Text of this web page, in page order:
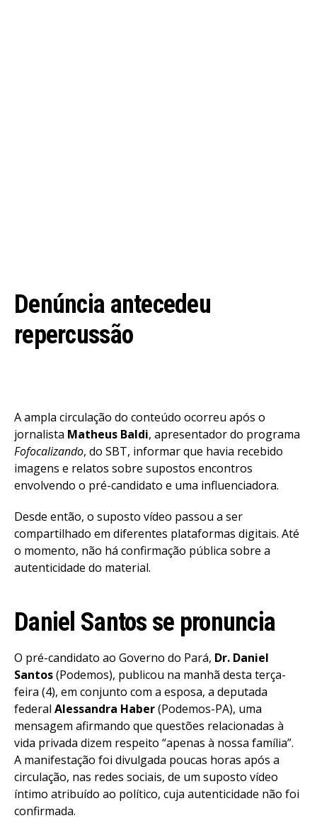
Denúncia antecedeu
repercussão
A ampla circulação do conteúdo ocorreu após o
jornalista Matheus Baldi, apresentador do programa
Fofocalizando, do SBT, informar que havia recebido
imagens e relatos sobre supostos encontros
envolvendo o pré-candidato e uma influenciadora.
Desde então, o suposto vídeo passou a ser
compartilhado em diferentes plataformas digitais. Até
o momento, não há confirmação pública sobre a
autenticidade do material.
Daniel Santos se pronuncia
O pré-candidato ao Governo do Pará, Dr. Daniel
Santos(Podemos), publicou na manhã desta terça-
feira (4), em conjunto com a esposa, a deputada
federal Alessandra Haber(Podemos-PA), uma
mensagem afirmando que questões relacionadas à
vida privada dizem respeito “apenas à nossa família”.
A manifestação foi divulgada poucas horas após a
circulação, nas redes sociais, de um suposto vídeo
íntimo atribuído ao político, cuja autenticidade não foi
confirmada.